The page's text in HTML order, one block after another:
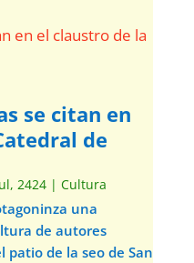
se citan en
de
2424| Cultura
una
de autores
de la seo de San